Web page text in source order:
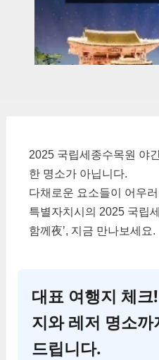
2025 국립세종수목원 야
한 명소가 아닙니다.
다채로운 요소들이 어우
특별자치시의 2025 국립
함께夜’, 지금 만나보세요.
대표 여행지 체
지와 레저 명소
드립니다.